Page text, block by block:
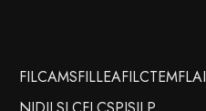
FILCAMSFILLEAFILCTEMFLAI